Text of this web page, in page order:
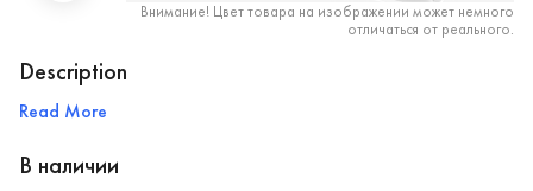
Внимание! Цвет товара на изображении может немного
отличаться от реального.
Description
Read More
В наличии